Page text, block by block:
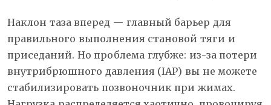
Наклон таза вперед — главный барьер для
правильного выполнения становой тяги и
приседаний. Но проблема глубже: из-за потери
внутрибрюшного давления (IAP) вы не можете
стабилизировать позвоночник при жимах.